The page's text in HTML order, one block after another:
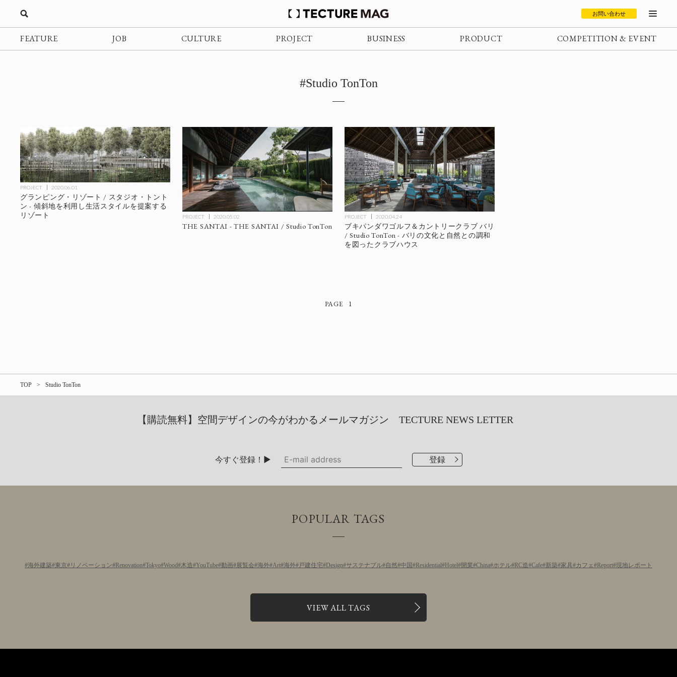
お問い合わせ
FEATURE JOB CULTURE PROJECT BUSINESS PRODUCT COMPETITION & EVENT
#Studio TonTon
PROJECT 2020.06.01
グランピング・リゾート / スタジオ・トント
ン - 傾斜地を利用し生活スタイルを提案する
リゾート
PROJECT 2020.05.02
THE SANTAI - THE SANTAI / Studio TonTon
PROJECT 2020.04.24
ブキパンダワゴルフ＆カントリークラブ バリ
/ Studio TonTon - バリの文化と自然との調和
を図ったクラブハウス
1
TOP Studio TonTon
【購読無料】空間デザインの今がわかるメールマガジン TECTURE NEWS LETTER
今すぐ登録！▶
POPULAR TAGS
海外建築 東京 リノベーション Renovation Tokyo Wood 木造 YouTube 動画 展覧会 海外 Art 海外 戸建住宅 Design サステナブル 自然 中国 Residential Hotel 開業 China ホテル RC造 Cafe 新築 家具 カフェ Report 現地レポート
VIEW ALL TAGS